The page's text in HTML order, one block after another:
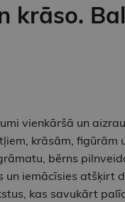
krāso.
vienkāršā un
krāsām, figūrām
bērns
un iemācīsies atšķirt
kas savukārt